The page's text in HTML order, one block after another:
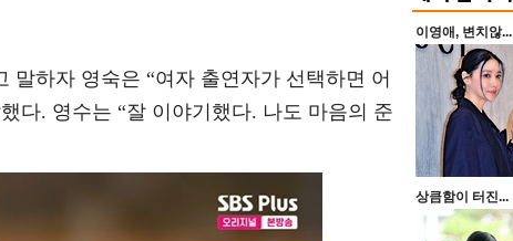
말하자 영숙은 “여자 출연자가 선택하면 어
다. 영수는 “잘 이야기했다. 나도 마음의 준
이영애, 변치않...
상큼함이 터진...